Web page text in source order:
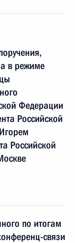
в режиме
Федерации
Российской
Российской
по итогам
связи